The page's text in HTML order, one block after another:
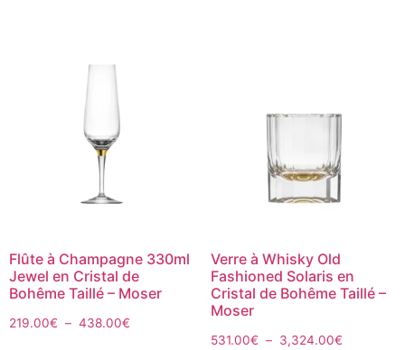
Flûte à Champagne 330ml
Jewel en Cristal de
Bohême Taillé – Moser
219.00€ – 438.00€
Verre à Whisky Old
Fashioned Solaris en
Cristal de Bohême Taillé –
Moser
531.00€ – 3,324.00€